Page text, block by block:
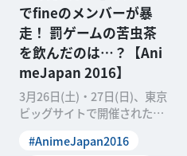
でfineのメンバーが暴
走！ 罰ゲームの苦虫茶
を飲んだのは…？【Ani
meJapan 2016】
3月26日(土)・27日(日)、東京
ビッグサイトで開催された日
「AnimeJ
#AnimeJapan2016